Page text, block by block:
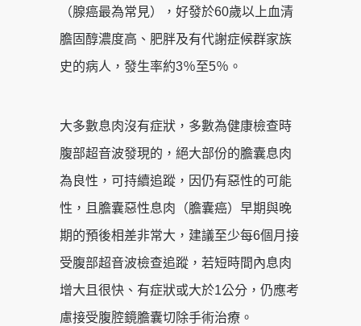
（腺癌最為常見），好發於60歲以上血清
膽固醇濃度高、肥胖及有代謝症候群家族
史的病人，發生率約3％至5％。
大多數息肉沒有症狀，多數為健康檢查時
腹部超音波發現的，絕大部份的膽囊息肉
為良性，可持續追蹤，因仍有惡性的可能
性，且膽囊惡性息肉（膽囊癌）早期與晚
期的預後相差非常大，建議至少每6個月接
受腹部超音波檢查追蹤，若短時間內息肉
增大且很快、有症狀或大於1公分，仍應考
慮接受腹腔鏡膽囊切除手術治療。